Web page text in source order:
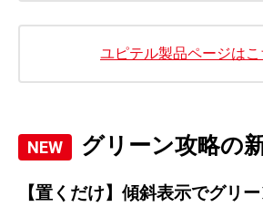
グリーン攻略の
【置くだけ】傾斜表示でグリ
ユピテル製品ページはこ